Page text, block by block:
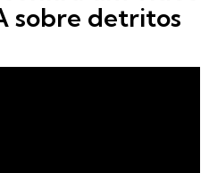
sobre detritos